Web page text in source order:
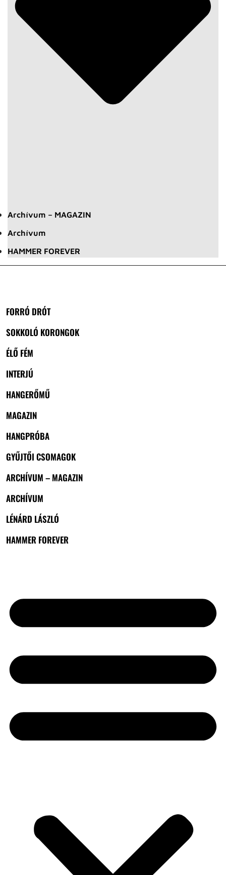
Archívum – MAGAZIN
Archívum
HAMMER FOREVER
FORRÓ DRÓT
SOKKOLÓ KORONGOK
ÉLŐ FÉM
INTERJÚ
HANGERŐMŰ
MAGAZIN
HANGPRÓBA
GYŰJTŐI CSOMAGOK
ARCHÍVUM – MAGAZIN
ARCHÍVUM
LÉNÁRD LÁSZLÓ
HAMMER FOREVER